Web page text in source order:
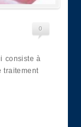
0
consiste à
traitement